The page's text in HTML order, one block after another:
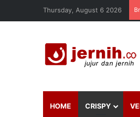
Thursday, August 6 2026
HOME CRISPY